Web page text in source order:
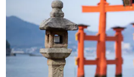
広島県｜ 宮島
夏の宮島は夕日に染まる大
わる景色が美しく、涼し
広島県｜三段峡
中国地方屈指の渓谷美を誇
れているので、気軽に散
広島県｜広島の牡蠣
冬が旬の牡蠣。牡蠣の産地
フライ、牡蠣鍋など様々な